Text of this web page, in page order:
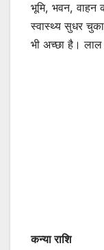
भूमि, भवन, वाहन
स्वास्थ्य सुधर
भी अच्छा है।
कन्या राशि